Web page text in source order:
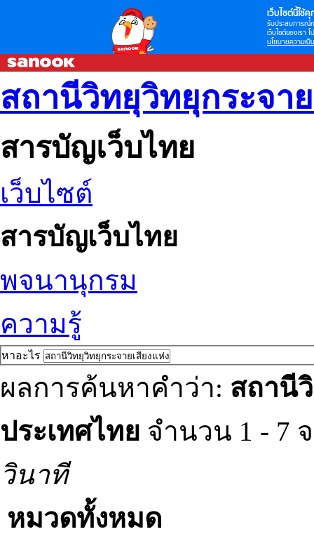
เว็บไซต์นี้ใช้คุ
รับประสบการณ์
เว็บไซต์ของเรา
นโยบายความเป็
สถานีวิทยุวิทยุกระจา
สารบัญเว็บไทย
เว็บไซต์
สารบัญเว็บไทย
พจนานุกรม
ความรู้
หาอะไร
ผลการค้นหาคำว่า: สถานี
ประเทศไทย จำนวน 1 - 7
วินาที
หมวดทั้งหมด